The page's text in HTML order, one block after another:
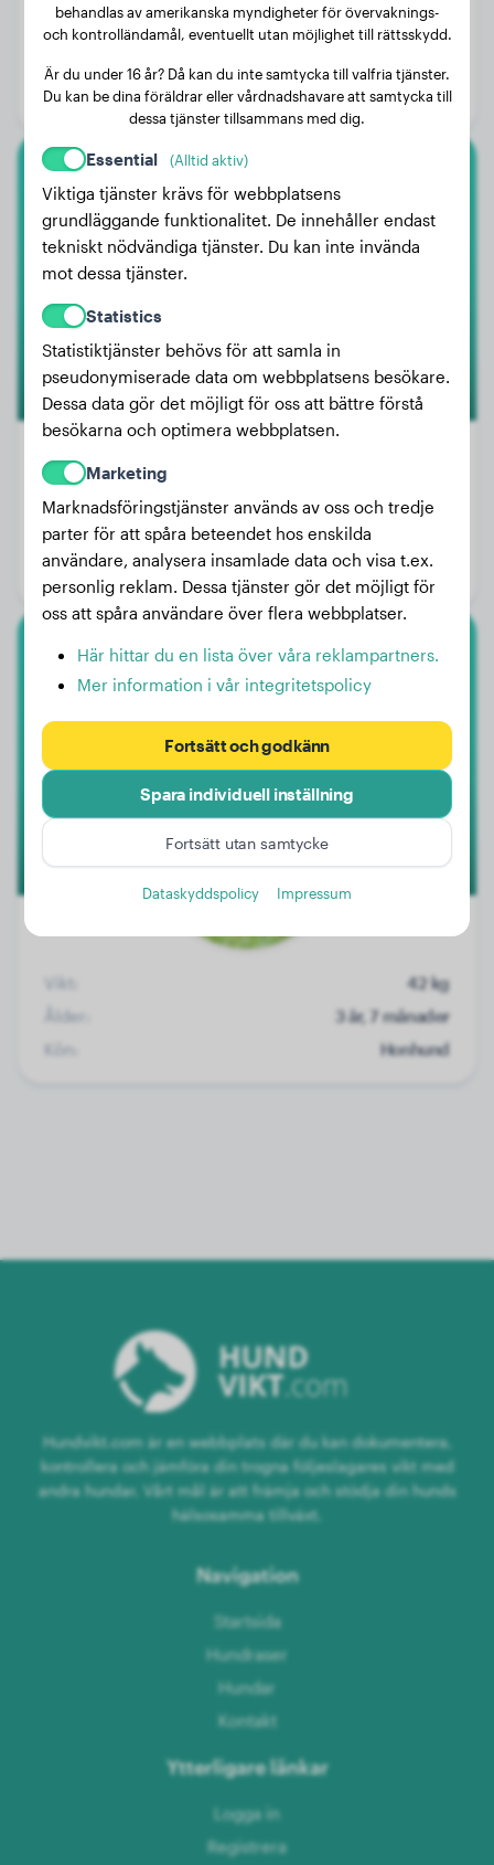
Vikt:
20 kg
Ålder:
3 år, 3 månader
Kön:
Honhund
Rottweiler
Tyke
Vikt:
44 kg
Ålder:
3 år, 10 månader
Newfoundlandshunden
Phoebe
1
Vikt:
42 kg
Ålder:
3 år, 7 månader
Kön:
Honhund
Hundvikt.com är en webbplats där du kan dokumentera,
kontrollera och jämföra din trogna följeslagares vikt med
andra hundar. Vårt mål är att främja och stödja din hunds
hälsosamma tillväxt.
Navigation
Startsida
Hundraser
Hundar
Kontakt
Ytterligare länkar
Logga in
Registrera
behandlas av amerikanska myndigheter för övervaknings-
och kontrolländamål, eventuellt utan möjlighet till rättsskydd.
Är du under 16 år? Då kan du inte samtycka till valfria tjänster.
Du kan be dina föräldrar eller vårdnadshavare att samtycka till
dessa tjänster tillsammans med dig.
Essential (Alltid aktiv)
Viktiga tjänster krävs för webbplatsens
grundläggande funktionalitet. De innehåller endast
tekniskt nödvändiga tjänster. Du kan inte invända
mot dessa tjänster.
Statistics
Statistiktjänster behövs för att samla in
pseudonymiserade data om webbplatsens besökare.
Dessa data gör det möjligt för oss att bättre förstå
besökarna och optimera webbplatsen.
Marketing
Marknadsföringstjänster används av oss och tredje
parter för att spåra beteendet hos enskilda
användare, analysera insamlade data och visa t.ex.
personlig reklam. Dessa tjänster gör det möjligt för
oss att spåra användare över flera webbplatser.
Här hittar du en lista över våra reklampartners.
Mer information i vår integritetspolicy
Fortsätt och godkänn
Spara individuell inställning
Fortsätt utan samtycke
Dataskyddspolicy Impressum